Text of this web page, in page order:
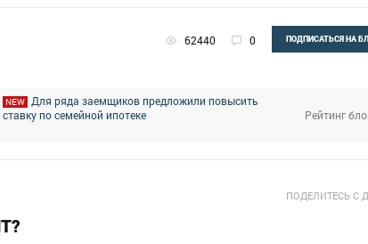
62440 0 ПОДПИСАТЬСЯ НА
NEW Для ряда заемщиков предложили повысить
ставку по семейной ипотеке
Рейтинг
ПОДЕЛИТЕСЬ С